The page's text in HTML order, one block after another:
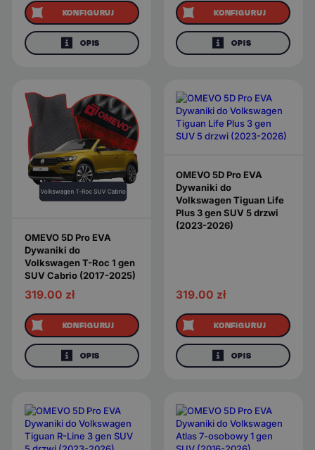
KONFIGURUJ
OPIS
KONFIGURUJ
OPIS
OMEVO 5D Pro EVA
Dywaniki do
Volkswagen T-Roc 1 gen
SUV Cabrio (2017-2025)
319.00 zł
KONFIGURUJ
OPIS
OMEVO 5D Pro EVA
Dywaniki do
Volkswagen Tiguan Life
Plus 3 gen SUV 5 drzwi
(2023-2026)
319.00 zł
KONFIGURUJ
OPIS